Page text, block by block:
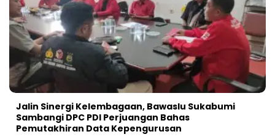
Jalin Sinergi Kelembagaan, Bawaslu Sukabumi
Sambangi DPC PDI Perjuangan Bahas
Pemutakhiran Data Kepengurusan